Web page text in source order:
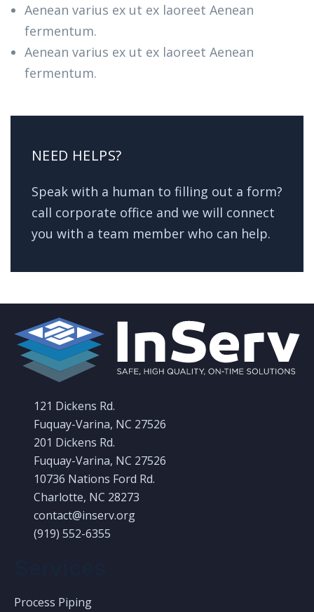
Aenean varius ex ut ex laoreet Aenean
fermentum.
Aenean varius ex ut ex laoreet Aenean
fermentum.
NEED HELPS?
Speak with a human to filling out a form?
call corporate office and we will connect
you with a team member who can help.
121 Dickens Rd.
Fuquay-Varina, NC 27526
201 Dickens Rd.
Fuquay-Varina, NC 27526
10736 Nations Ford Rd.
Charlotte, NC 28273
contact@inserv.org
(919) 552-6355
Process Piping